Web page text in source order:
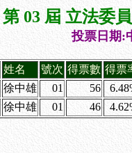
第 03 屆 立法委
投票日期:
姓名 號次 得票數 得票
徐中雄 01 56
徐中雄 01 46